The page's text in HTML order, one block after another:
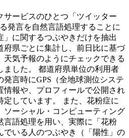
ービスのひとつ「ツイッター
発言を自然言語処理することに
」に関するつぶやきだけを抽出
府県ごとに集計し、前日比に基づ
天気予報のようにチェックできる
ました。 都道府県単位の利用者
言時にGPS（全地球測位システ
情報や、プロフィールで公開され
しています。 また、花粉症に
ソーシャル・コンピューティング
言語処理を用い、実際に「花粉
でいる人のつぶやき（「陽性」の